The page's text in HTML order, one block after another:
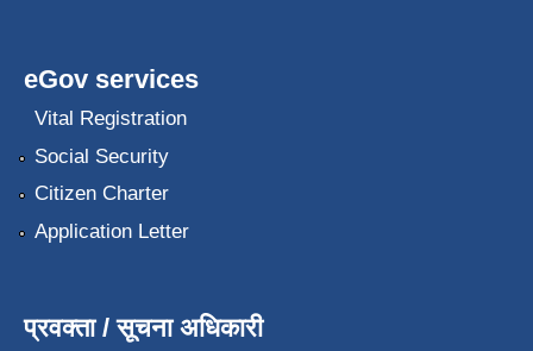
eGov services
Vital Registration
Social Security
Citizen Charter
Application Letter
प्रवक्ता / सूचना अधिकारी